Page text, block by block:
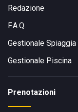
Redazione
F.A.Q.
Gestionale Spiaggia
Gestionale Piscina
Prenotazioni